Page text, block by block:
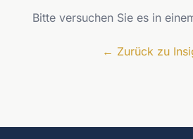
Bitte versuchen Sie es in
← Zurück zu